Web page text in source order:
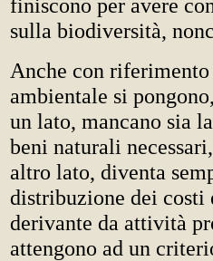
finiscono per avere
sulla biodiversità,
Anche con
ambientale si
un lato, mancano sia
beni naturali
altro lato, diventa
distribuzione dei costi
derivante da attività
attengono ad un